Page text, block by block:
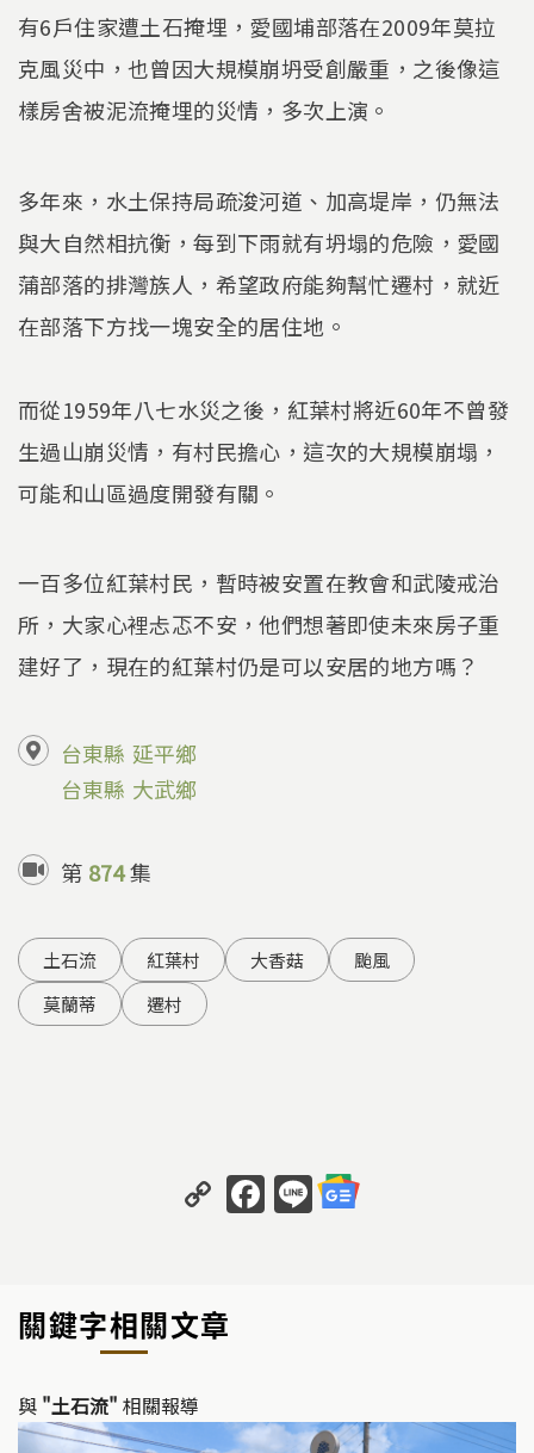
有6戶住家遭土石掩埋，愛國埔部落在2009年莫拉
克風災中，也曾因大規模崩坍受創嚴重，之後像這
樣房舍被泥流掩埋的災情，多次上演。
多年來，水土保持局疏浚河道、加高堤岸，仍無法
與大自然相抗衡，每到下雨就有坍塌的危險，愛國
蒲部落的排灣族人，希望政府能夠幫忙遷村，就近
在部落下方找一塊安全的居住地。
而從1959年八七水災之後，紅葉村將近60年不曾發
生過山崩災情，有村民擔心，這次的大規模崩塌，
可能和山區過度開發有關。
一百多位紅葉村民，暫時被安置在教會和武陵戒治
所，大家心裡忐忑不安，他們想著即使未來房子重
建好了，現在的紅葉村仍是可以安居的地方嗎？
台東縣 延平鄉
台東縣 大武鄉
第 874集
土石流 紅葉村 大香菇
颱風
莫蘭蒂
遷村
C
o
y
Li
k
F
a
o
Li
n
關鍵字相關文章
與 "土石流" 相關報導